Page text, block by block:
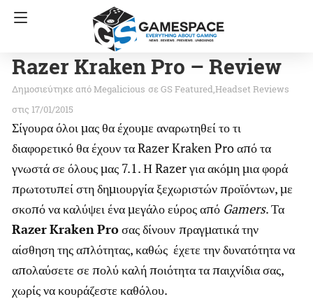
Razer Kraken Pro – Review
Megalicious σε GS FeaturedHeadset Reviews
στις 17/01/2015
Σίγουρα όλοι μας θα έχουμε αναρωτηθεί το τι
διαφορετικό θα έχουν τα Razer Kraken Pro από τα
γνωστά σε όλους μας 7.1. Η Razer για ακόμη μια φορά
πρωτοτυπεί στη δημιουργία ξεχωριστών προϊόντων, με
σκοπό να καλύψει ένα μεγάλο εύρος από Gamers. Τα
RazerKrakenProσας δίνουν πραγματικά την
αίσθηση της απλότητας, καθώς έχετε την δυνατότητα να
απολαύσετε σε πολύ καλή ποιότητα τα παιχνίδια σας,
χωρίς να κουράζεστε καθόλου.